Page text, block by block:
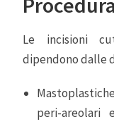
Le incisioni
dipendono dalle
peri-areolari